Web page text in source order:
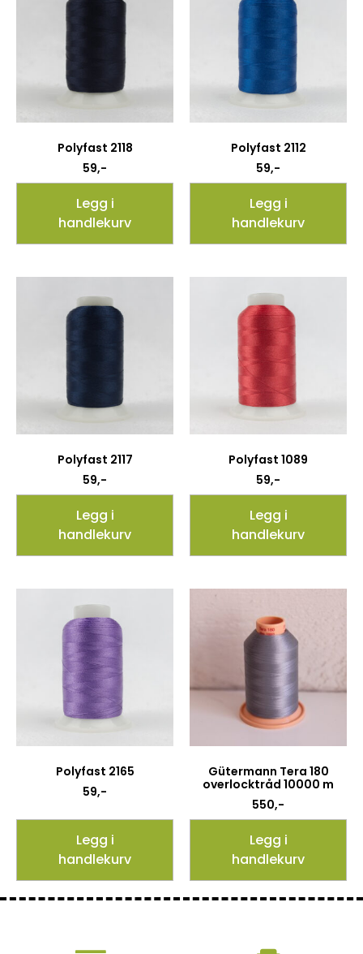
Polyfast 2118
59,-
Legg i
handlekurv
Polyfast 2112
59,-
Legg i
handlekurv
Polyfast 2117
59,-
Legg i
handlekurv
Polyfast 1089
59,-
Legg i
handlekurv
Polyfast 2165
59,-
Legg i
handlekurv
Gütermann Tera 180
overlocktråd 10000 m
550,-
Legg i
handlekurv